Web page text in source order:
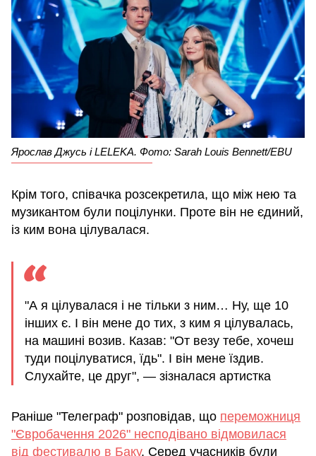
Ярослав Джусь і LELEKA. Фото: Sarah Louis Bennett/EBU
Крім того, співачка розсекретила, що між нею та
музикантом були поцілунки. Проте він не єдиний,
із ким вона цілувалася.
"А я цілувалася і не тільки з ним… Ну, ще 10
інших є. І він мене до тих, з ким я цілувалась,
на машині возив. Казав: "От везу тебе, хочеш
туди поцілуватися, їдь". І він мене їздив.
Слухайте, це друг", — зізналася артистка
Раніше "Телеграф" розповідав, що переможниця
"Євробачення 2026" несподівано відмовилася
від фестивалю в Баку. Серед учасників були